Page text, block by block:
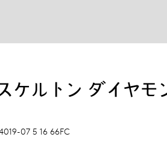
ケルトン ダイヤモ
07 5 16 66FC